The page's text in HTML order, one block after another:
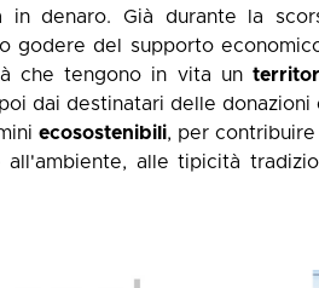
denaro. Già durante la
godere del supporto
che tengono in vita un
dai destinatari delle donazioni
ecosostenibili, per
alle tipicità